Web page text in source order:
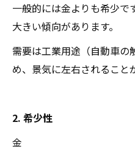
一般的には金よりも希少で
大きい傾向があります。
需要は工業用途（自動車の
め、景気に左右されること
2. 希少性
金